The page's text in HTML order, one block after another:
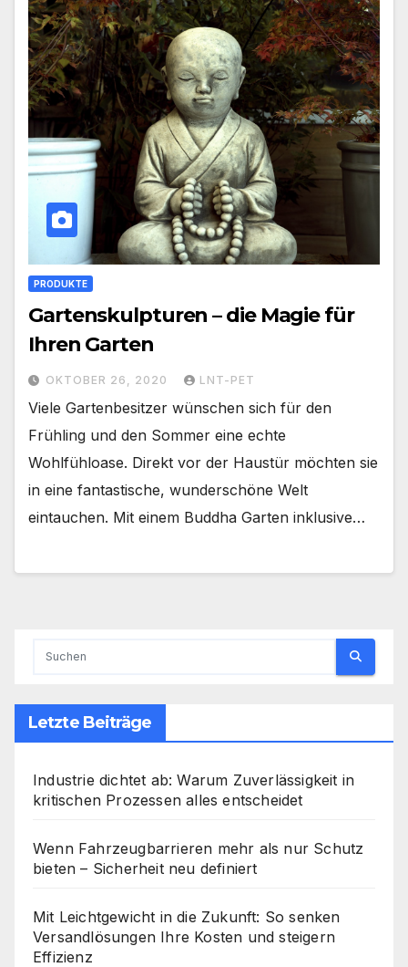
PRODUKTE
Gartenskulpturen – die Magie für
Ihren Garten
OKTOBER 26, 2020 LNT-PET
Viele Gartenbesitzer wünschen sich für den
Frühling und den Sommer eine echte
Wohlfühloase. Direkt vor der Haustür möchten sie
in eine fantastische, wunderschöne Welt
eintauchen. Mit einem Buddha Garten inklusive…
Letzte Beiträge
Industrie dichtet ab: Warum Zuverlässigkeit in
kritischen Prozessen alles entscheidet
Wenn Fahrzeugbarrieren mehr als nur Schutz
bieten – Sicherheit neu definiert
Mit Leichtgewicht in die Zukunft: So senken
Versandlösungen Ihre Kosten und steigern
Effizienz